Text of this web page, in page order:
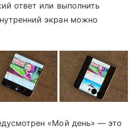
ответ или выполнить
экран можно
«Мой день» — это